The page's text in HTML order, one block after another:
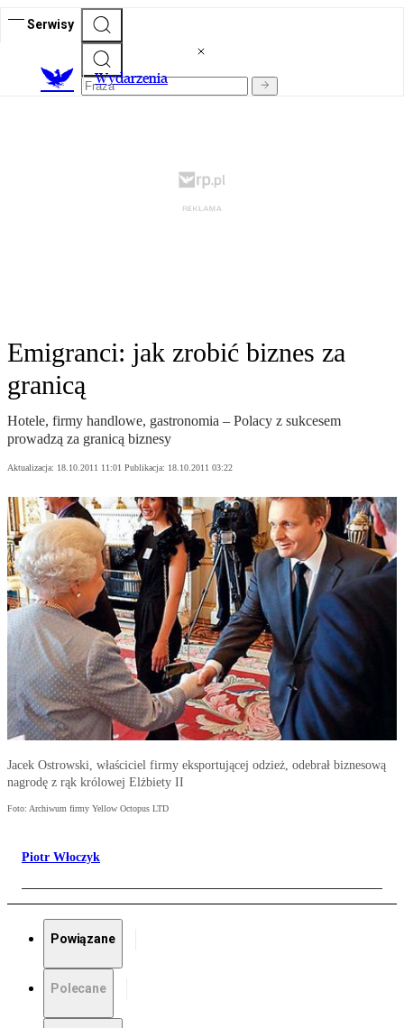
Serwisy
Wydarzenia
Emigranci: jak zrobić biznes za
granicą
Hotele, firmy handlowe, gastronomia – Polacy z sukcesem
prowadzą za granicą biznesy
Aktualizacja: 18.10.2011 11:01 Publikacja: 18.10.2011 03:22
Jacek Ostrowski, właściciel firmy eksportującej odzież, odebrał biznesową
nagrodę z rąk królowej Elżbiety II
Foto: Archiwum firmy Yellow Octopus LTD
Piotr Włoczyk
Powiązane
Polecane